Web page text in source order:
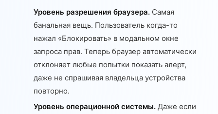
Уровень разрешения браузера. Самая
банальная вещь. Пользователь когда-то
нажал «Блокировать» в модальном окне
запроса прав. Теперь браузер автоматически
отклоняет любые попытки показать алерт,
даже не спрашивая владельца устройства
повторно.
Уровень операционной системы. Даже если